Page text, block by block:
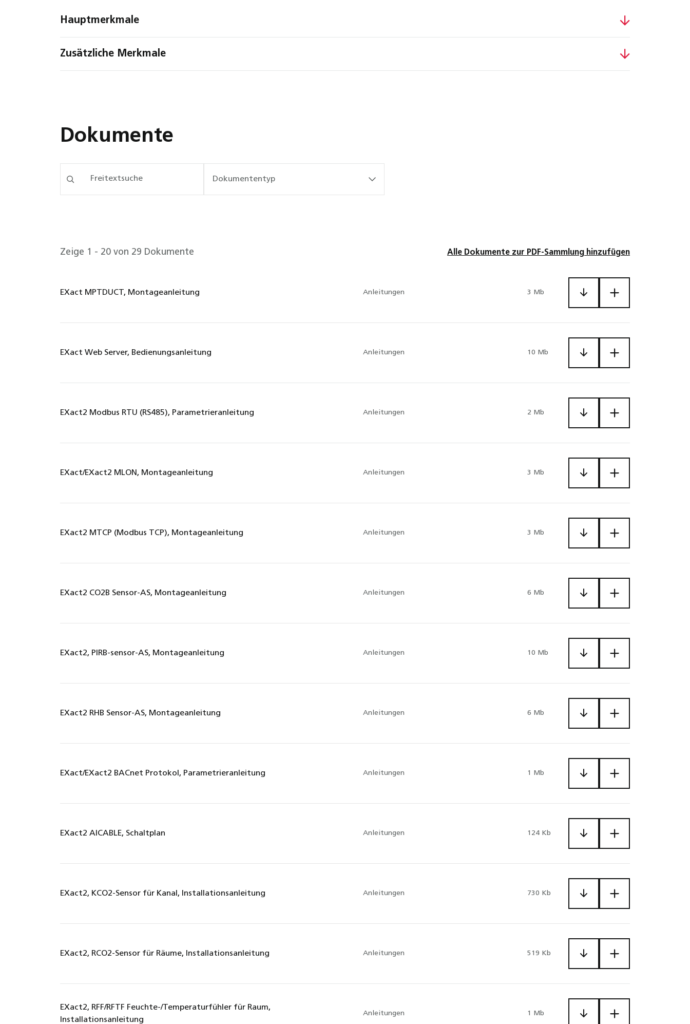
Hauptmerkmale
Zusätzliche Merkmale
Dokumente
Dokumententyp
Zeige 1 - 20 von 29 Dokumente Alle Dokumente zur PDF-Sammlung hinzufügen
EXact MPTDUCT, Montageanleitung Anleitungen 3 Mb
EXact Web Server, Bedienungsanleitung Anleitungen 10 Mb
EXact2 Modbus RTU (RS485), Parametrieranleitung Anleitungen 2 Mb
EXact/EXact2 MLON, Montageanleitung Anleitungen 3 Mb
EXact2 MTCP (Modbus TCP), Montageanleitung Anleitungen 3 Mb
EXact2 CO2B Sensor-AS, Montageanleitung Anleitungen 6 Mb
EXact2, PIRB-sensor-AS, Montageanleitung Anleitungen 10 Mb
EXact2 RHB Sensor-AS, Montageanleitung Anleitungen 6 Mb
EXact/EXact2 BACnet Protokol, Parametrieranleitung Anleitungen 1 Mb
EXact2 AICABLE, Schaltplan Anleitungen 124 Kb
EXact2, KCO2-Sensor für Kanal, Installationsanleitung Anleitungen 730 Kb
EXact2, RCO2-Sensor für Räume, Installationsanleitung Anleitungen 519 Kb
EXact2, RFF/RFTF Feuchte-/Temperaturfühler für Raum,
Installationsanleitung
Anleitungen 1 Mb